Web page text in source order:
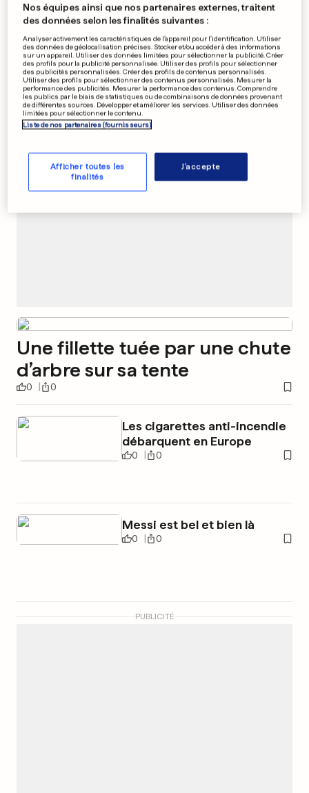
Deux morts dans une
explosion à Sotchi
0 0
PUBLICITÉ
Une fillette tuée par une chute
d’arbre sur sa tente
0 0
Les cigarettes anti-incendie
débarquent en Europe
0 0
Messi est bel et bien là
0 0
PUBLICITÉ
Nos équipes ainsi que nos partenaires externes, traitent
des données selon les finalités suivantes :
Analyser activement les caractéristiques de l’appareil pour l’identification. Utiliser
des données de géolocalisation précises. Stocker et/ou accéder à des informations
sur un appareil. Utiliser des données limitées pour sélectionner la publicité. Créer
des profils pour la publicité personnalisée. Utiliser des profils pour sélectionner
des publicités personnalisées. Créer des profils de contenus personnalisés.
Utiliser des profils pour sélectionner des contenus personnalisés. Mesurer la
performance des publicités. Mesurer la performance des contenus. Comprendre
les publics par le biais de statistiques ou de combinaisons de données provenant
de différentes sources. Développer et améliorer les services. Utiliser des données
limitées pour sélectionner le contenu.
Liste de nos partenaires (fournisseurs)
Afficher toutes les
finalités
J'accepte